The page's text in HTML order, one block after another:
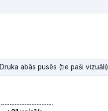
Druka abās pusēs (tie paši vizuāli)